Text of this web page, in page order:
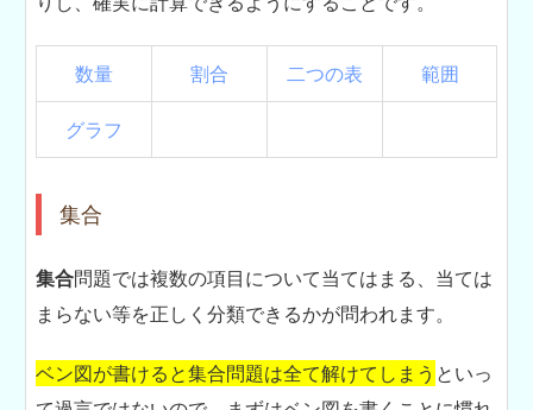
数量 割合 二つの表 範囲
グラフ
集合
集合問題では複数の項目について当てはまる、当ては
まらない等を正しく分類できるかが問われます。
ベン図が書けると集合問題は全て解けてしまう といっ